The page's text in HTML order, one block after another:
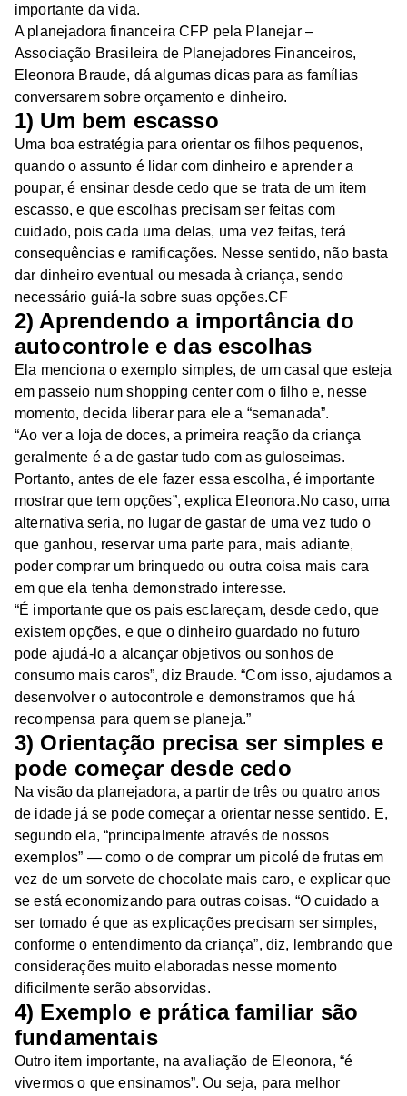
importante da vida.
A planejadora financeira CFP pela Planejar –
Associação Brasileira de Planejadores Financeiros,
Eleonora Braude, dá algumas dicas para as famílias
conversarem sobre orçamento e dinheiro.
1) Um bem escasso
Uma boa estratégia para orientar os filhos pequenos,
quando o assunto é lidar com dinheiro e aprender a
poupar, é ensinar desde cedo que se trata de um item
escasso, e que escolhas precisam ser feitas com
cuidado, pois cada uma delas, uma vez feitas, terá
consequências e ramificações. Nesse sentido, não basta
dar dinheiro eventual ou mesada à criança, sendo
necessário guiá-la sobre suas opções.CF
2) Aprendendo a importância do
autocontrole e das escolhas
Ela menciona o exemplo simples, de um casal que esteja
em passeio num shopping center com o filho e, nesse
momento, decida liberar para ele a “semanada”.
“Ao ver a loja de doces, a primeira reação da criança
geralmente é a de gastar tudo com as guloseimas.
Portanto, antes de ele fazer essa escolha, é importante
mostrar que tem opções”, explica Eleonora.No caso, uma
alternativa seria, no lugar de gastar de uma vez tudo o
que ganhou, reservar uma parte para, mais adiante,
poder comprar um brinquedo ou outra coisa mais cara
em que ela tenha demonstrado interesse.
“É importante que os pais esclareçam, desde cedo, que
existem opções, e que o dinheiro guardado no futuro
pode ajudá-lo a alcançar objetivos ou sonhos de
consumo mais caros”, diz Braude. “Com isso, ajudamos a
desenvolver o autocontrole e demonstramos que há
recompensa para quem se planeja.”
3) Orientação precisa ser simples e
pode começar desde cedo
Na visão da planejadora, a partir de três ou quatro anos
de idade já se pode começar a orientar nesse sentido. E,
segundo ela, “principalmente através de nossos
exemplos” — como o de comprar um picolé de frutas em
vez de um sorvete de chocolate mais caro, e explicar que
se está economizando para outras coisas. “O cuidado a
ser tomado é que as explicações precisam ser simples,
conforme o entendimento da criança”, diz, lembrando que
considerações muito elaboradas nesse momento
dificilmente serão absorvidas.
4) Exemplo e prática familiar são
fundamentais
Outro item importante, na avaliação de Eleonora, “é
vivermos o que ensinamos”. Ou seja, para melhor